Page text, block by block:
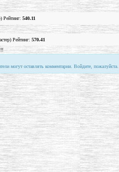
Рейтинг: 540.11
Рейтинг: 570.41
могут оставлять комментарии. Войдите, пожалуйста.